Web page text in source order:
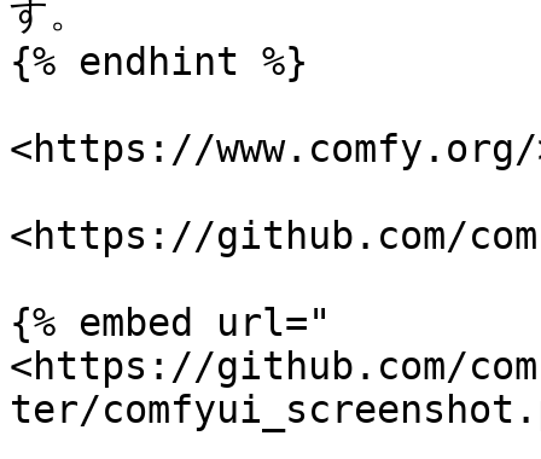
す。
{% endhint %}
<https://www.comfy.org/
<https://github.com/
{% embed url="
<https://github.com/
ter/